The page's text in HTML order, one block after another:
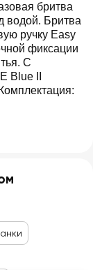
бритва
водой. Бритва
ручку Easy
фиксации
С
Blue II